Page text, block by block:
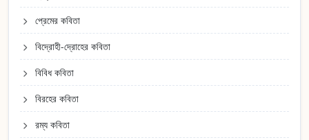
প্রেমের কবিতা
বিদ্রোহী-দ্রোহের কবিতা
বিবিধ কবিতা
বিরহের কবিতা
রম্য কবিতা